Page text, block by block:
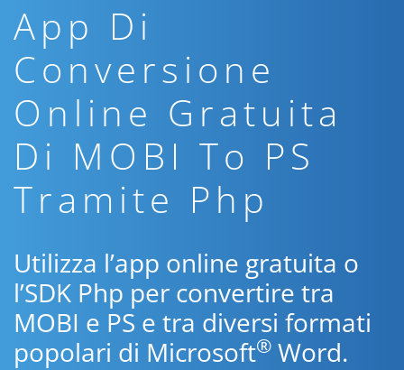
App Di
Conversione
Online Gratuita
Di MOBI To PS
Tramite Php
Utilizza l’app online gratuita o
l’SDK Php per convertire tra
MOBI e PS e tra diversi formati
popolari di Microsoft® Word.